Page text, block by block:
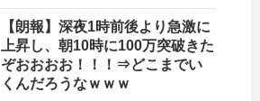
【朗報】深夜1時前後より急激に
上昇し、朝10時に100万突破きた
ぞおおおお！！！⇒どこまでい
くんだろうなｗｗｗ